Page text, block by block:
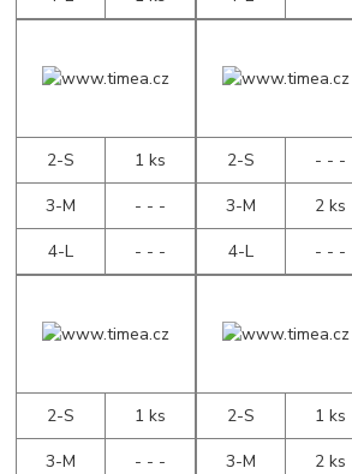
2-S
1 ks
3-M
- - -
4-L
- - -
2-S
- - -
3-M
2 ks
4-L
- - -
2-S
1 ks
3-M
- - -
2-S
1 ks
3-M
2 ks